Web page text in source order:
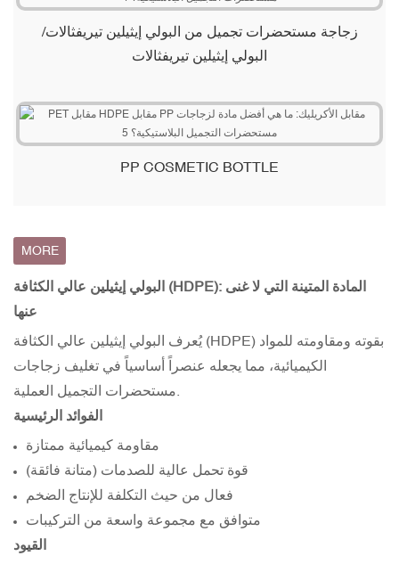
زجاجة مستحضرات تجميل من البولي إيثيلين تيريفثالات/
البولي إيثيلين تيريفثالات
PP COSMETIC BOTTLE
MORE
البولي إيثيلين عالي الكثافة (HDPE): المادة المتينة التي لا غنى
عنها
يُعرف البولي إيثيلين عالي الكثافة (HDPE) بقوته ومقاومته للمواد
الكيميائية، مما يجعله عنصراً أساسياً في تغليف زجاجات
الفوائد الرئيسية
مقاومة كيميائية ممتازة
قوة تحمل عالية للصدمات (متانة فائقة)
فعال من حيث التكلفة للإنتاج الضخم
متوافق مع مجموعة واسعة من التركيبات
القيود